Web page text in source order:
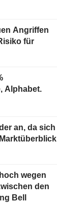
Angriffen
für
Alphabet.
an, da sich
wegen
den
Bell